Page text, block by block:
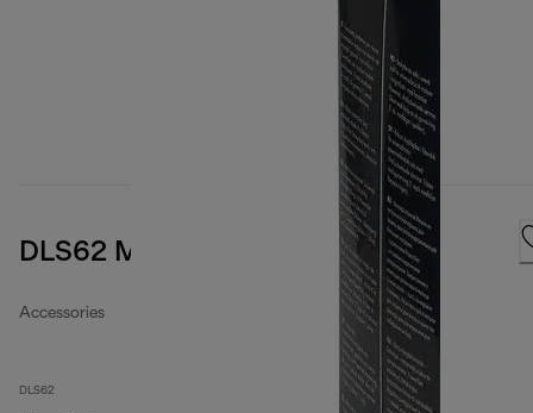
DLS62 Micro filtering bags
Accessories
DLS62